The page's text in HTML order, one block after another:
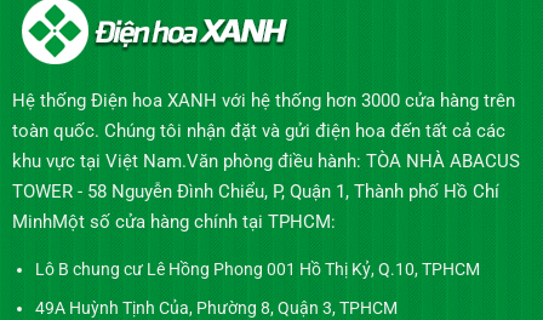
Hệ thống Điện hoa XANH với hệ thống hơn 3000 cửa hàng trên
toàn quốc. Chúng tôi nhận đặt và gửi điện hoa đến tất cả các
khu vực tại Việt Nam.Văn phòng điều hành: TÒA NHÀ ABACUS
TOWER - 58 Nguyễn Đình Chiểu, P, Quận 1, Thành phố Hồ Chí
MinhMột số cửa hàng chính tại TPHCM:
Lô B chung cư Lê Hồng Phong 001 Hồ Thị Kỷ, Q.10, TPHCM
49A Huỳnh Tịnh Của, Phường 8, Quận 3, TPHCM